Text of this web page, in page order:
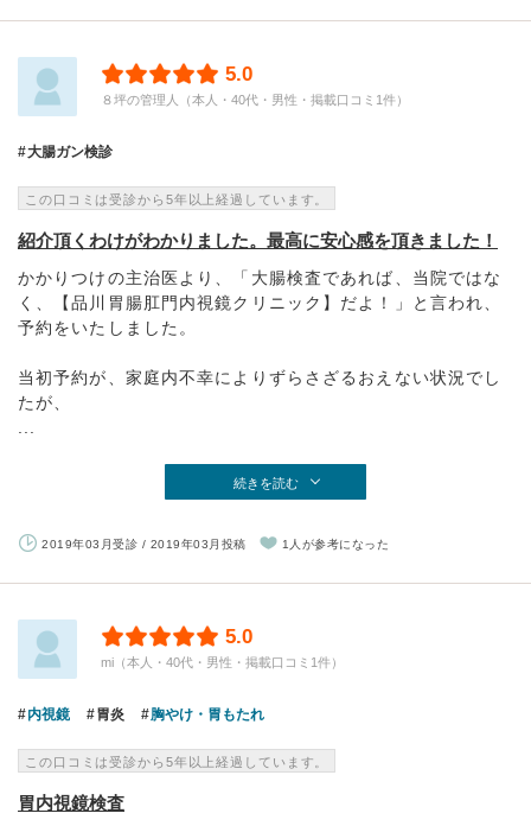
5.0
８坪の管理人（本人・40代・男性・掲載口コミ1件）
大腸ガン検診
この口コミは受診から5年以上経過しています。
紹介頂くわけがわかりました。最高に安心感を頂きました！
かかりつけの主治医より、「大腸検査であれば、当院ではな
く、【品川胃腸肛門内視鏡クリニック】だよ！」と言われ、
予約をいたしました。
当初予約が、家庭内不幸によりずらさざるおえない状況でし
たが、
続きを読む
2019年03月受診 / 2019年03月投稿 1人が参考になった
5.0
mi（本人・40代・男性・掲載口コミ1件）
内視鏡 胃炎 胸やけ・胃もたれ
この口コミは受診から5年以上経過しています。
胃内視鏡検査